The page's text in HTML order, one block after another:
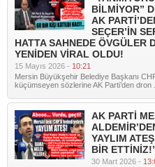
BİLMİYOR”
AK
SEÇER’İN
HATTA SAHNEDE ÖVGÜLER
YENİDEN VİRAL OLDU!
15 Mayıs 2026 - 10:21
Mersin Büyükşehir Belediye Başkanı
küçümseyen sözlerine AK Parti’den dron ...
AK PARTİ
YAYLIM
BİR
30 Mart 2026 -